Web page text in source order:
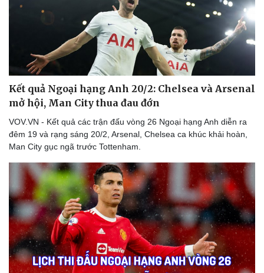
Kết quả Ngoại hạng Anh 20/2: Chelsea và Arsenal
mở hội, Man City thua đau đớn
VOV.VN - Kết quả các trận đấu vòng 26 Ngoại hạng Anh diễn ra
đêm 19 và rạng sáng 20/2, Arsenal, Chelsea ca khúc khải hoàn,
Man City gục ngã trước Tottenham.